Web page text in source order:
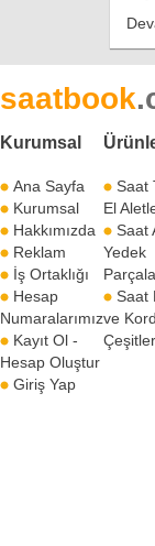
saatbook
Kurumsal
Ana Sayfa
Kurumsal
Hakkımızda
Reklam
İş Ortaklığı
Hesap
Numaralarımız
Kayıt Ol -
Hesap Oluştur
Giriş Yap
Saat
El
Saat
Yedek
Saat
ve